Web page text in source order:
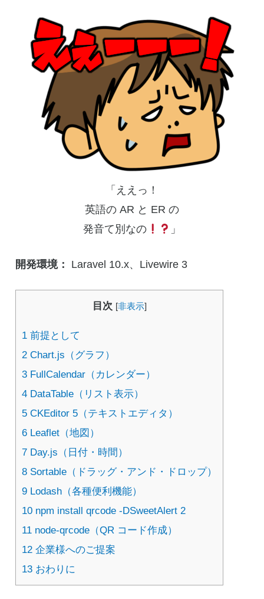
「ええっ！
英語の AR と ER の
発音て別なの
」
開発環境： Laravel 10.x、Livewire 3
目次 [非表示]
1 前提として
2 Chart.js（グラフ）
3 FullCalendar（カレンダー）
4 DataTable（リスト表示）
5 CKEditor 5（テキストエディタ）
6 Leaflet（地図）
7 Day.js（日付・時間）
8 Sortable（ドラッグ・アンド・ドロップ）
9 Lodash（各種便利機能）
10 npm install qrcode -DSweetAlert 2
11 node-qrcode（QR コード作成）
12 企業様へのご提案
13 おわりに